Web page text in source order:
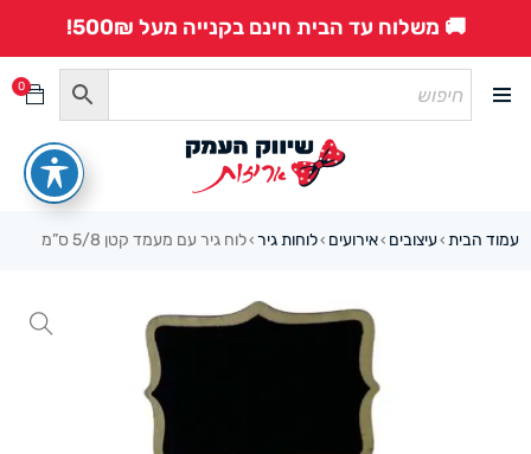
🚚 משלוח עד הבית חינם בקנייה מעל 500₪!
0
עמוד הבית ›עיצובים ›אירועים ›לוחות גיר ›לוח גיר עם מעמד קטן 5/8 ס”מ